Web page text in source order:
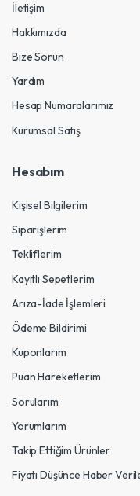
İletişim
Hakkımızda
Bize Sorun
Yardım
Hesap Numaralarımız
Kurumsal Satış
Hesabım
Kişisel Bilgilerim
Siparişlerim
Tekliflerim
Kayıtlı Sepetlerim
Arıza-İade İşlemleri
Ödeme Bildirimi
Kuponlarım
Puan Hareketlerim
Sorularım
Yorumlarım
Takip Ettiğim Ürünler
Fiyatı Düşünce Haber